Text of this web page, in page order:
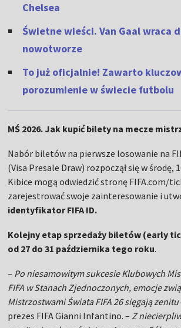
Chelsea
Świetne wieści. Van Gaal wraca
nowotworze
To już oficjalnie! Zawarto
porozumienie w świecie futbolu
MŚ 2026. Jak kupić bilety na mecze
Nabór biletów na pierwsze losowanie na
(Visa Presale Draw) rozpoczął się w środę,
Kibice mogą odwiedzić stronę FIFA.com/
zarejestrować swoje zainteresowanie i
identyfikator FIFA ID.
Kolejny etap sprzedaży biletów (early
od 27 do 31 października tego roku.
– Po niesamowitym sukcesie Klubowych
FIFA w Stanach Zjednoczonych, emocje
Mistrzostwami Świata FIFA 26 sięgają zenitu
prezes FIFA Gianni Infantino. –Z